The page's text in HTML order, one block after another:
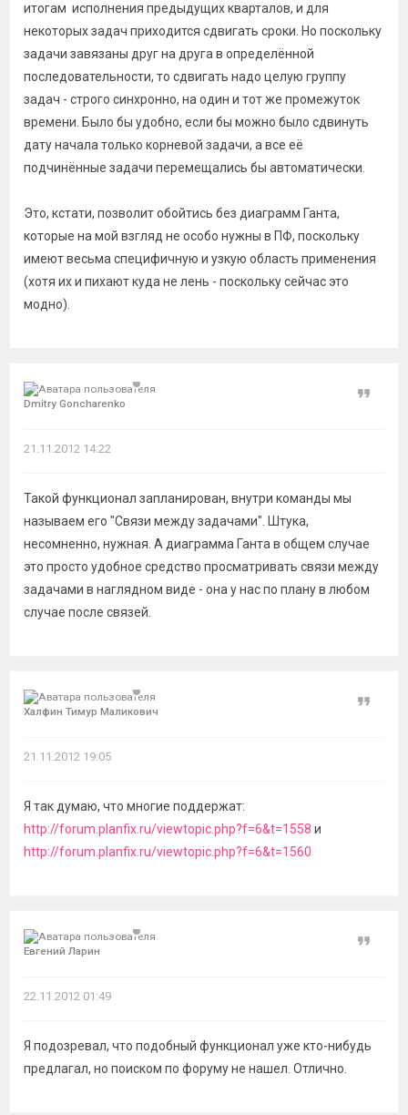
итогам исполнения предыдущих кварталов, и для
некоторых задач приходится сдвигать сроки. Но поскольку
задачи завязаны друг на друга в определённой
последовательности, то сдвигать надо целую группу
задач - строго синхронно, на один и тот же промежуток
времени. Было бы удобно, если бы можно было сдвинуть
дату начала только корневой задачи, а все её
подчинённые задачи перемещались бы автоматически.
Это, кстати, позволит обойтись без диаграмм Ганта,
которые на мой взгляд не особо нужны в ПФ, поскольку
имеют весьма специфичную и узкую область применения
(хотя их и пихают куда не лень - поскольку сейчас это
модно).
Dmitry Goncharenko
Цитата
21.11.2012 14:22
Такой функционал запланирован, внутри команды мы
называем его "Связи между задачами". Штука,
несомненно, нужная. А диаграмма Ганта в общем случае
это просто удобное средство просматривать связи между
задачами в наглядном виде - она у нас по плану в любом
случае после связей.
Халфин Тимур Маликович
Цитата
21.11.2012 19:05
Я так думаю, что многие поддержат:
http://forum.planfix.ru/viewtopic.php?f=6&t=1558 и
http://forum.planfix.ru/viewtopic.php?f=6&t=1560
Евгений Ларин
Цитата
22.11.2012 01:49
Я подозревал, что подобный функционал уже кто-нибудь
предлагал, но поиском по форуму не нашел. Отлично.